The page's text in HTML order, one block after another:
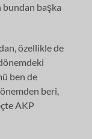
bundan başka
özellikle de
ben de
beri,
AKP